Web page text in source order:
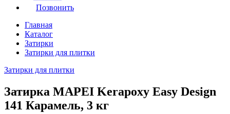
Позвонить
Главная
Каталог
Затирки
Затирки для плитки
Затирки для плитки
Затирка MAPEI Kerapoxy Easy Design
141 Карамель, 3 кг